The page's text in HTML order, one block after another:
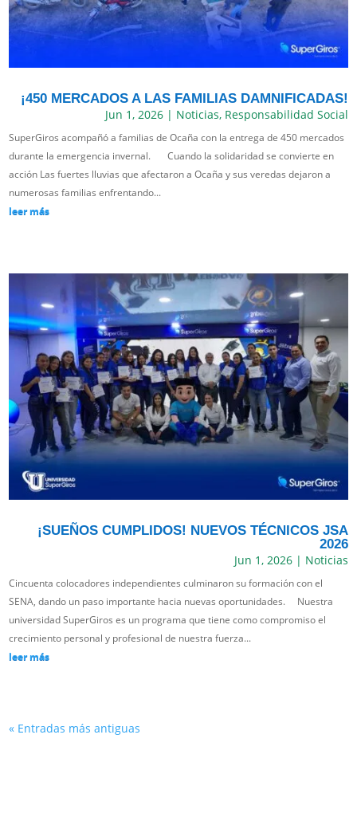
¡450 MERCADOS A LAS FAMILIAS DAMNIFICADAS!
Jun 1, 2026| Noticias, Responsabilidad Social
SuperGiros acompañó a familias de Ocaña con la entrega de 450 mercados
durante la emergencia invernal. Cuando la solidaridad se convierte en
acción Las fuertes lluvias que afectaron a Ocaña y sus veredas dejaron a
numerosas familias enfrentando...
leer más
¡SUEÑOS CUMPLIDOS! NUEVOS TÉCNICOS JSA
2026
Jun 1, 2026| Noticias
Cincuenta colocadores independientes culminaron su formación con el
SENA, dando un paso importante hacia nuevas oportunidades. Nuestra
universidad SuperGiros es un programa que tiene como compromiso el
crecimiento personal y profesional de nuestra fuerza...
leer más
« Entradas más antiguas